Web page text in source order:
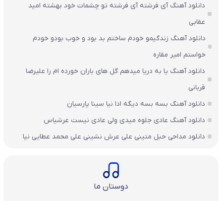
دانلود آهنگ آی فرشته آی فرشته تو چشمات خود بهشته امید
عقابی
دانلود آهنگ زندگیمو خودم ساختم بد بود و خوب بودو خودم
خواستم امیر مقاره
دانلود آهنگ یا به دریا میدهم گل های باران‌ خورده ام را علیرضا
قربانی
دانلود آهنگ بسه بسه دیگه ادا نیا سینا پارسیان
دانلود آهنگ عادی جلوه میدی ولی عادی نیست عرشیاس
دانلود مداحی حبل متینی علی عرش نشینی علی محمد عطایی نیا
دوستان ما